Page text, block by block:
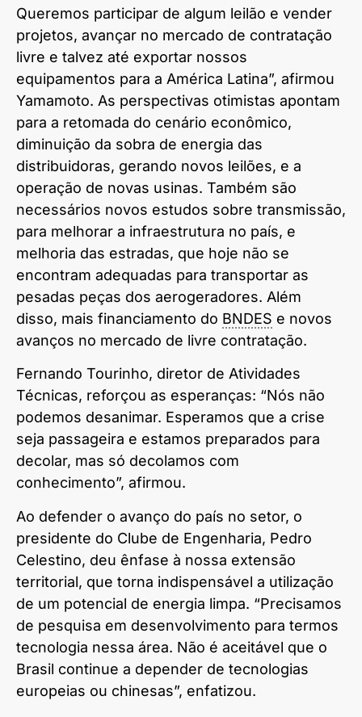
Queremos participar de algum leilão e vender
projetos, avançar no mercado de contratação
livre e talvez até exportar nossos
equipamentos para a América Latina”, afirmou
Yamamoto. As perspectivas otimistas apontam
para a retomada do cenário econômico,
diminuição da sobra de energia das
distribuidoras, gerando novos leilões, e a
operação de novas usinas. Também são
necessários novos estudos sobre transmissão,
para melhorar a infraestrutura no país, e
melhoria das estradas, que hoje não se
encontram adequadas para transportar as
pesadas peças dos aerogeradores. Além
disso, mais financiamento do BNDES e novos
avanços no mercado de livre contratação.
Fernando Tourinho, diretor de Atividades
Técnicas, reforçou as esperanças: “Nós não
podemos desanimar. Esperamos que a crise
seja passageira e estamos preparados para
decolar, mas só decolamos com
conhecimento”, afirmou.
Ao defender o avanço do país no setor, o
presidente do Clube de Engenharia, Pedro
Celestino, deu ênfase à nossa extensão
territorial, que torna indispensável a utilização
de um potencial de energia limpa. “Precisamos
de pesquisa em desenvolvimento para termos
tecnologia nessa área. Não é aceitável que o
Brasil continue a depender de tecnologias
europeias ou chinesas”, enfatizou.